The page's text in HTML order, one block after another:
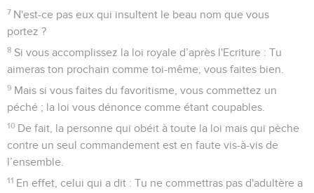
7 N'est-ce pas eux qui insultent le beau nom que vous
portez ?
8 Si vous accomplissez la loi royale d’après l'Ecriture : Tu
aimeras ton prochain comme toi-même, vous faites bien.
9 Mais si vous faites du favoritisme, vous commettez un
péché ; la loi vous dénonce comme étant coupables.
10 De fait, la personne qui obéit à toute la loi mais qui pèche
contre un seul commandement est en faute vis-à-vis de
l’ensemble.
11 En effet, celui qui a dit : Tu ne commettras pas d'adultère a